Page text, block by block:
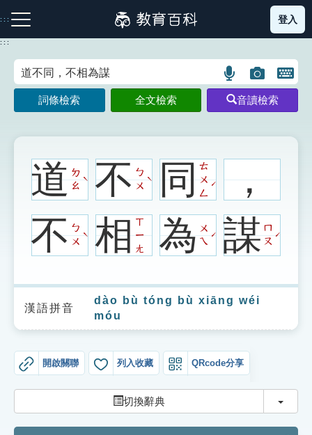
到
主
:::
注音索引圖示 筆畫索引圖示 部首索引表圖示
網站導覽
生字詞彙表
成語故事
知識索引
單字索引
生命大百科索引
登入
:::
語
言
搜
示
圖
片
搜
示
開
鍵
圖
詞條檢索 全文檢索 音讀檢索
道ㄉ
ㄠ
ˋ 不ㄅ
ㄨ
ˋ 同ㄊ
ㄨ
ㄥ
ˊ
，
不ㄅ
ㄨ
ˋ 相ㄒ
ㄧ
ㄤ
為ㄨ
ㄟ
ˊ 謀ㄇ
ㄡ
ˊ
漢語拼音
dào bù tóng bù xiāng wéi
móu
開啟關聯 列入收藏 QRcode分享
切換辭典 切換